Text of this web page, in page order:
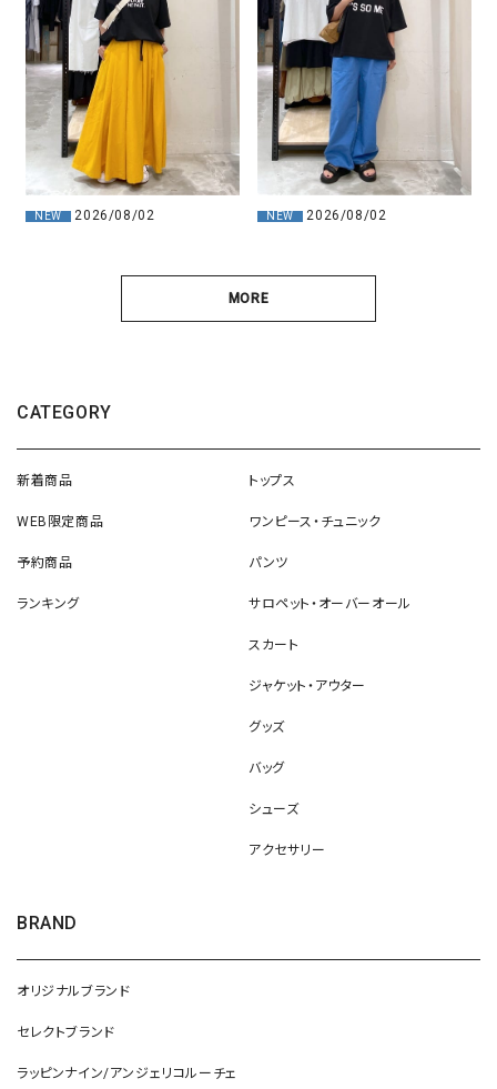
NEW 2026/08/02 NEW 2026/08/02
MORE
CATEGORY
新着商品
WEB限定商品
予約商品
ランキング
トップス
ワンピース・チュニック
パンツ
サロペット・オーバーオール
スカート
ジャケット・アウター
グッズ
バッグ
シューズ
アクセサリー
BRAND
オリジナルブランド
セレクトブランド
ラッピンナイン/アンジェリコルーチェ